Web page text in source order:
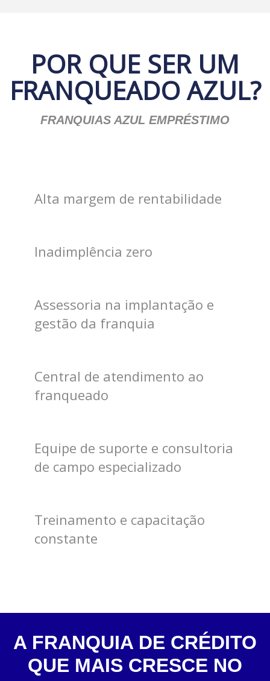
POR QUE SER UM
FRANQUEADO AZUL?
FRANQUIAS AZUL EMPRÉSTIMO
Alta margem de rentabilidade
Inadimplência zero
Assessoria na implantação e
gestão da franquia
Central de atendimento ao
franqueado
Equipe de suporte e consultoria
de campo especializado
Treinamento e capacitação
constante
A FRANQUIA DE CRÉDITO
QUE MAIS CRESCE NO